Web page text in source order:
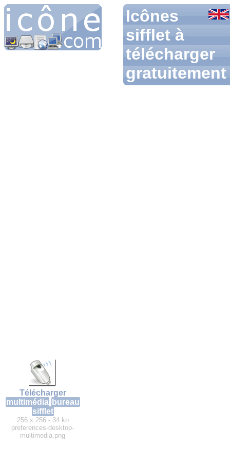
Icônes
sifflet à
télécharger
gratuitement
Télécharger
multimédia bureau
sifflet
256 x 256 - 34 ko
preferences-desktop-
multimedia.png